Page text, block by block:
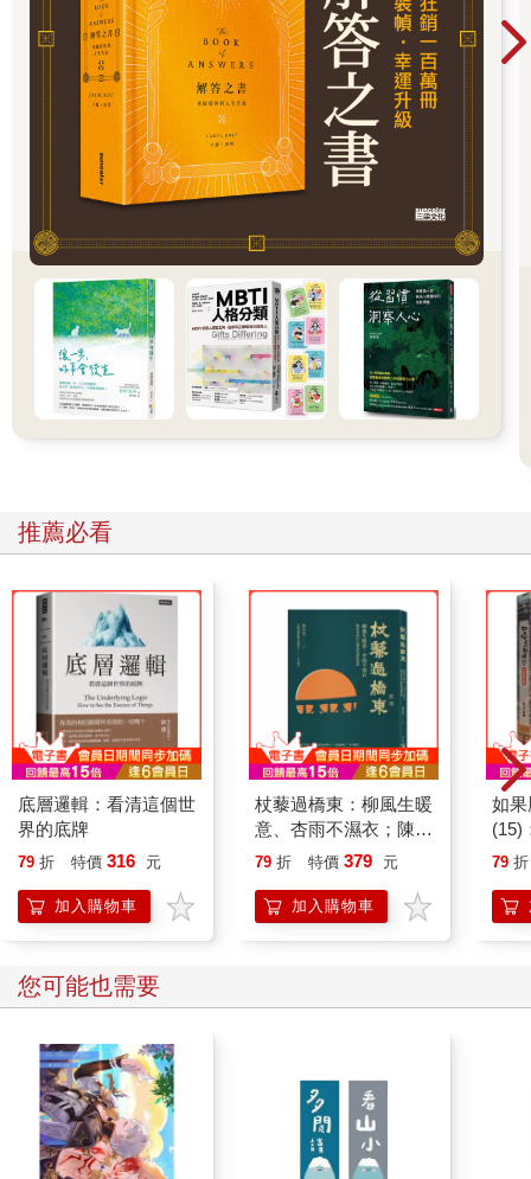
推薦必看
底層邏輯：看清這個世
界的底牌
79 折 特價 316 元
加入購物車
杖藜過橋東：柳風生暖
意、杏雨不濕衣；陳亮
恭談以心轉境的適齡漫
79 折 特價 379 元
加入購物車
如
(15)
貓
79 折
您可能也需要